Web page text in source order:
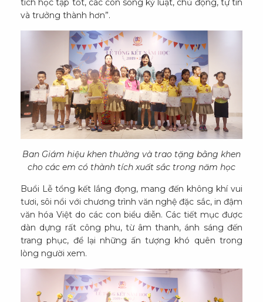
tích học tập tốt, các con sống kỷ luật, chủ động, tự tin
và trưởng thành hơn”.
Ban Giám hiệu khen thưởng và trao tặng bằng khen
cho các em có thành tích xuất sắc trong năm học
Buổi Lễ tổng kết lắng đọng, mang đến không khí vui
tươi, sôi nổi với chương trình văn nghệ đặc sắc, in đậm
văn hóa Việt do các con biểu diễn. Các tiết mục được
dàn dựng rất công phu, từ âm thanh, ánh sáng đến
trang phục, để lại những ấn tượng khó quên trong
lòng người xem.